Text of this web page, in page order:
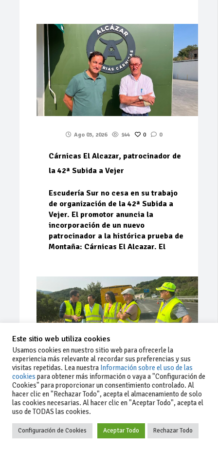
Ago 03, 2026 144 0 0
Cárnicas El Alcazar, patrocinador de
la 42ª Subida a Vejer
Escudería Sur no cesa en su trabajo
de organización de la 42ª Subida a
Vejer. El promotor anuncia la
incorporación de un nuevo
patrocinador a la histórica prueba de
Montaña: Cárnicas El Alcazar. El
Ago 03, 2026 76 0 0
La Junta implementa mejoras en la
A381 por Los Barrios
Este sitio web utiliza cookies
Usamos cookies en nuestro sitio web para ofrecerle la
experiencia más relevante al recordar sus preferencias y sus
visitas repetidas. Lea nuestra Información sobre el uso de las
cookies para obtener más información o vaya a "Configuración de
Cookies" para proporcionar un consentimiento controlado. Al
hacer clic en "Rechazar Todo", acepta el almacenamiento de solo
las cookies necesarias. Al hacer clic en "Aceptar Todo", acepta el
uso de TODAS las cookies.
Configuración de Cookies Aceptar Todo Rechazar Todo